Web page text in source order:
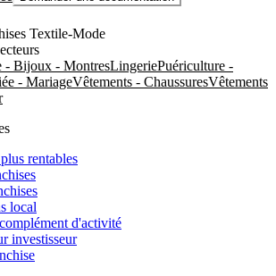
Textile-Mode
- Bijoux - MontresLingeriePuériculture -
- MariageVêtements - ChaussuresVêtements
rentables
local
d'activité
investisseur